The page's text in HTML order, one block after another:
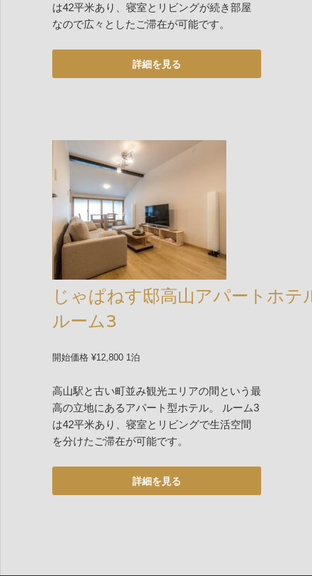
は42平米あり、寝室とリビングが続き部屋
なので広々としたご滞在が可能です。
じゃぱねす邸高山アパートホテ
ルーム3
開始価格 ¥12,800 1泊
高山駅と古い町並み観光エリアの間という最
高の立地にあるアパート型ホテル。 ルーム3
は42平米あり、寝室とリビングで生活空間
を分けたご滞在が可能です。